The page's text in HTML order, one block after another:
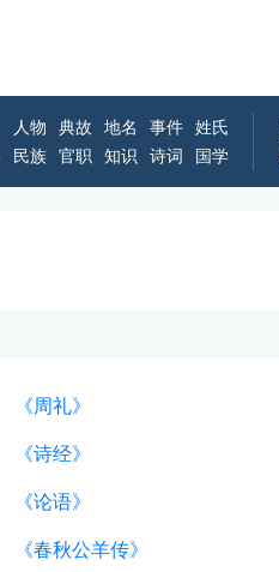
人物 典故 地名 事件
姓氏
民族
官职 知识 诗词 国学
《周礼》
《诗经》
《论语》
《春秋公羊传》